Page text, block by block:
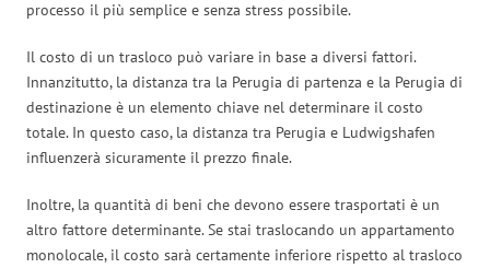
processo il più semplice e senza stress possibile.
Il costo di un trasloco può variare in base a diversi fattori.
Innanzitutto, la distanza tra la Perugia di partenza e la Perugia di
destinazione è un elemento chiave nel determinare il costo
totale. In questo caso, la distanza tra Perugia e Ludwigshafen
influenzerà sicuramente il prezzo finale.
Inoltre, la quantità di beni che devono essere trasportati è un
altro fattore determinante. Se stai traslocando un appartamento
monolocale, il costo sarà certamente inferiore rispetto al trasloco